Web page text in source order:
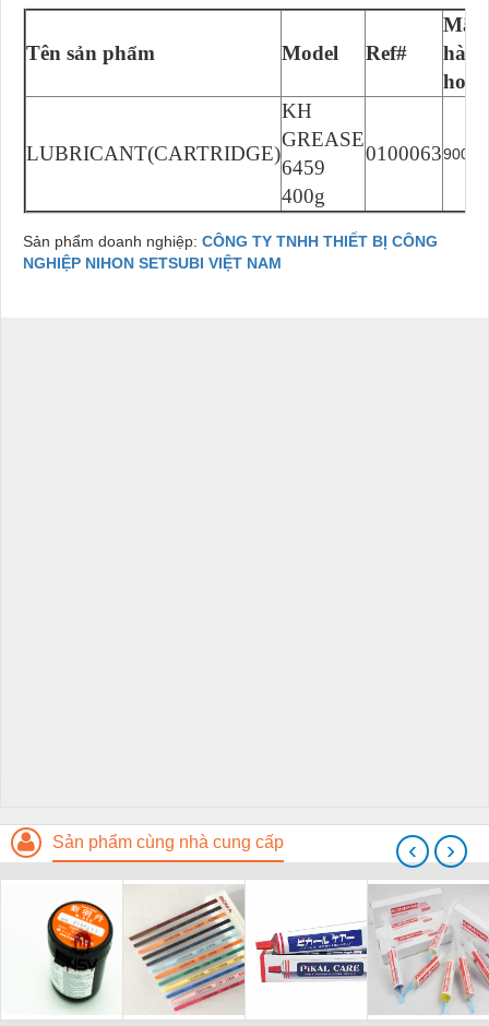
Tên sản phẩm Model Ref#
Mã
hàng
hoá
LUBRICANT(CARTRIDGE)
KH
GREASE
6459
400g
0100063
Sản phẩm doanh nghiệp: CÔNG TY TNHH THIẾT BỊ CÔNG
NGHIỆP NIHON SETSUBI VIỆT NAM
Sản phẩm cùng nhà cung cấp ‹ ›